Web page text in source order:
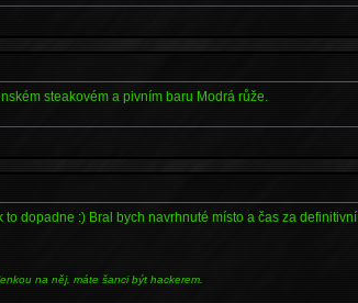
steakovém a pivním baru Modrá růže.
dopadne :) Bral bych navrhnuté místo a čas za definitivní.
na něj, máte šanci být hackerem.